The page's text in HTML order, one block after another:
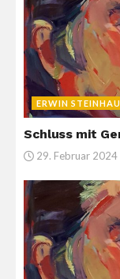
ERWIN
Schluss mit
29. Februar 2024